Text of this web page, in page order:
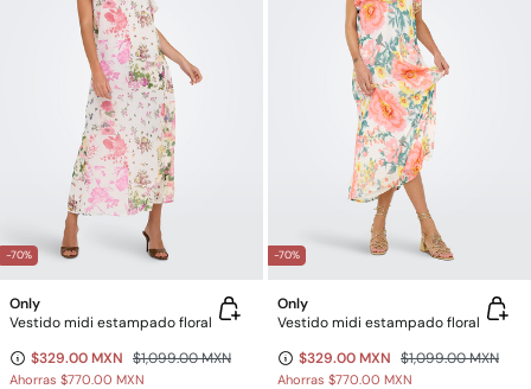
-70%
Only
Vestido midi estampado floral
$329.00 MXN $1,099.00 MXN
Ahorras $770.00 MXN
-70%
Only
Vestido midi estampado floral
$329.00 MXN $1,099.00 MXN
Ahorras $770.00 MXN